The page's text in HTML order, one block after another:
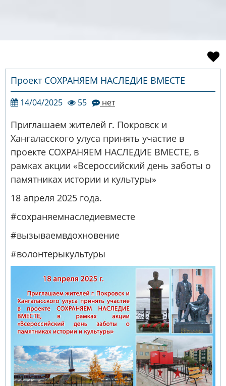
Проект СОХРАНЯЕМ НАСЛЕДИЕ ВМЕСТЕ
14/04/2025 55 нет
Приглашаем жителей г. Покровск и
Хангаласского улуса принять участие в
проекте СОХРАНЯЕМ НАСЛЕДИЕ ВМЕСТЕ, в
рамках акции «Всероссийский день заботы о
памятниках истории и культуры»
18 апреля 2025 года.
#сохраняемнаследиевместе
#вызываемвдохновение
#волонтерыкультуры